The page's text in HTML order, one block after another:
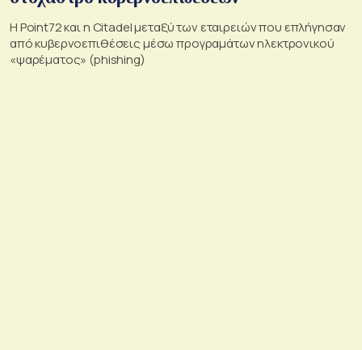
Η Point72 και η Citadel μεταξύ των εταιρειών που επλήγησαν
από κυβερνοεπιθέσεις μέσω προγραμάτων ηλεκτρονικού
«ψαρέματος» (phishing)